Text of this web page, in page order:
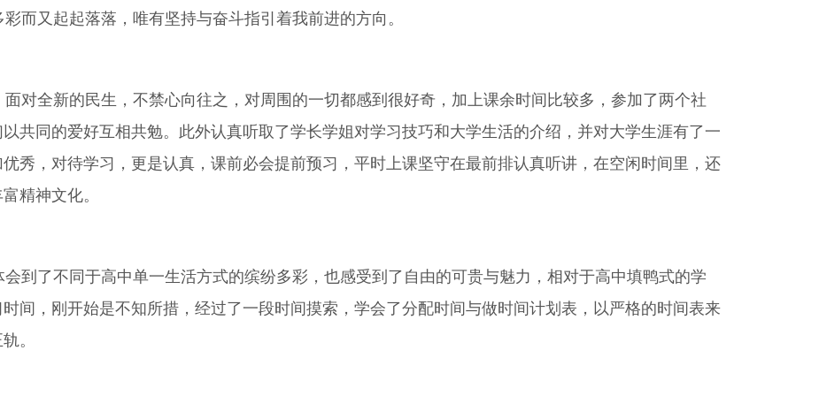
而又起起落落，唯有坚持与奋斗指引着我前进的方向。
对全新的民生，不禁心向往之，对周围的一切都感到很好奇，加上课余时间比较多，参加了两个社
共同的爱好互相共勉。此外认真听取了学长学姐对学习技巧和大学生活的介绍，并对大学生涯有了一
秀，对待学习，更是认真，课前必会提前预习，平时上课坚守在最前排认真听讲，在空闲时间里，还
精神文化。
到了不同于高中单一生活方式的缤纷多彩，也感受到了自由的可贵与魅力，相对于高中填鸭式的学
间，刚开始是不知所措，经过了一段时间摸索，学会了分配时间与做时间计划表，以严格的时间表来
。